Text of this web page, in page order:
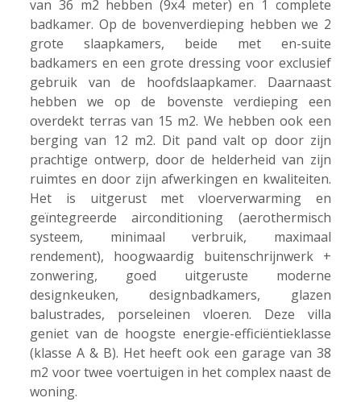
van 36 m2 hebben (9x4 meter) en 1 complete
badkamer. Op de bovenverdieping hebben we 2
grote slaapkamers, beide met en-suite
badkamers en een grote dressing voor exclusief
gebruik van de hoofdslaapkamer. Daarnaast
hebben we op de bovenste verdieping een
overdekt terras van 15 m2. We hebben ook een
berging van 12 m2. Dit pand valt op door zijn
prachtige ontwerp, door de helderheid van zijn
ruimtes en door zijn afwerkingen en kwaliteiten.
Het is uitgerust met vloerverwarming en
geïntegreerde airconditioning (aerothermisch
systeem, minimaal verbruik, maximaal
rendement), hoogwaardig buitenschrijnwerk +
zonwering, goed uitgeruste moderne
designkeuken, designbadkamers, glazen
balustrades, porseleinen vloeren. Deze villa
geniet van de hoogste energie-efficiëntieklasse
(klasse A & B). Het heeft ook een garage van 38
m2 voor twee voertuigen in het complex naast de
woning.